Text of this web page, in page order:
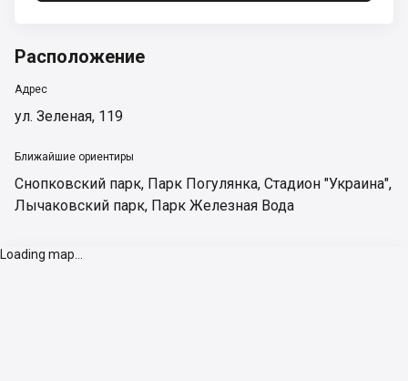
Расположение
Адрес
ул. Зеленая, 119
Ближайшие ориентиры
Снопковский парк, Парк Погулянка, Стадион "Украина",
Лычаковский парк, Парк Железная Вода
Loading map...